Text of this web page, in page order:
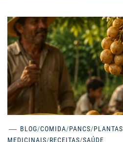
BLOG/COMIDA/PANCS/PLANTAS
MEDICINAIS/RECEITAS/SAÚDE